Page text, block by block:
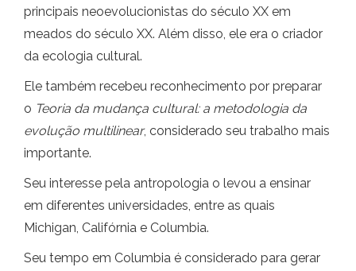
principais neoevolucionistas do século XX em
meados do século XX. Além disso, ele era o criador
da ecologia cultural.
Ele também recebeu reconhecimento por preparar
o Teoria da mudança cultural: a metodologia da
evolução multilinear, considerado seu trabalho mais
importante.
Seu interesse pela antropologia o levou a ensinar
em diferentes universidades, entre as quais
Michigan, Califórnia e Columbia.
Seu tempo em Columbia é considerado para gerar